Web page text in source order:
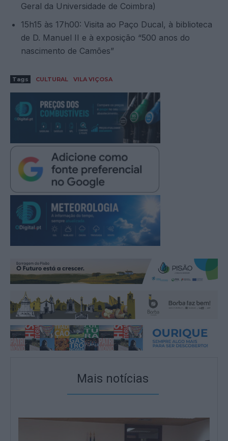
Geral da Universidade de Coimbra)
15h15 às 17h00: Visita ao Paço Ducal, à biblioteca
de D. Manuel II e à exposição “500 anos do
nascimento de Camões”
Tags CULTURAL VILA VIÇOSA
Mais notícias